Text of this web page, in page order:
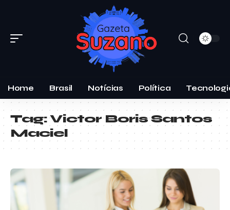
Home Brasil Notícias Política
Tag:Victor Boris Santos
Maciel